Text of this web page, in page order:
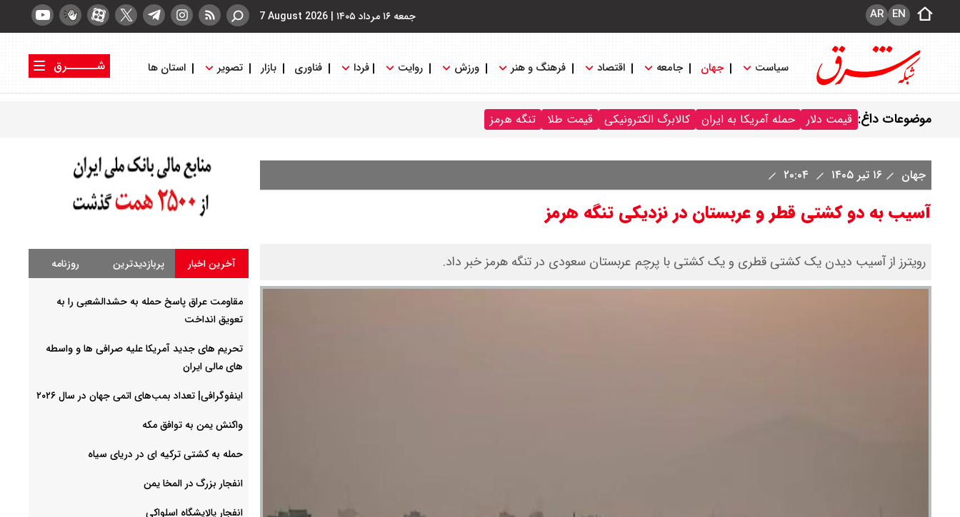
جمعه ۱۶ مرداد ۱۴۰۵ |
7 August 2026 EN
AR
سیاست جهان جامعه اقتصاد فرهنگ و هنر ورزش روایت فردا فناوری بازار تصویر استان ها
شــــــرق
موضوعات داغ: قیمت دلار حمله آمریکا به ایران کالابرگ الکترونیکی قیمت طلا تنگه هرمز
جهان ۱۶ تیر ۱۴۰۵
آسیب به دو کشتی قطر و عربستان در نزدیکی تنگه هرمز
رویترز از آسیب دیدن یک کشتی قطری و یک کشتی با پرچم عربستان سعودی در تنگه هرمز خبر داد. آخرین اخبار پربازدیدترین روزنامه
مقاومت عراق پاسخ حمله به حشدالشعبی را به
تعویق انداخت
تحریم های جدید آمریکا علیه صرافی ها و واسطه
های مالی ایران
اینفوگرافی| تعداد بمب‌های اتمی جهان در سال ۲۰۲۶
واکنش یمن به توافق مکه
حمله به کشتی ترکیه ای در دریای سیاه
انفجار بزرگ در المخا یمن
انفجار پالایشگاه اسلواکی